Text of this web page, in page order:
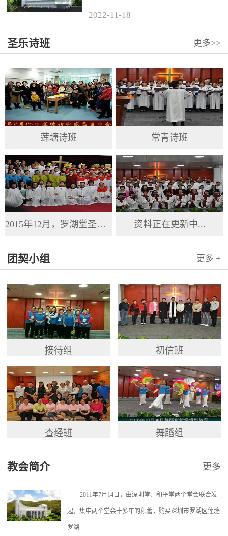
2022-11-18
圣乐诗班 更多>>
莲塘诗班 常青诗班
2015年12月，罗湖堂圣诞节 资料正在更新中...
团契小组 更多 +
接待组 初信班
查经班 舞蹈组
教会简介 更多
2011年7月14日，由深圳堂、和平堂两个堂会联合发
起，集中两个堂会十多年的积蓄，购买深圳市罗湖区莲塘
罗湖...